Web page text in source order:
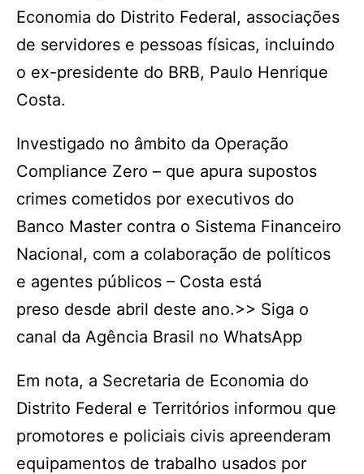
Economia do Distrito Federal, associações
de servidores e pessoas físicas, incluindo
o ex-presidente do BRB, Paulo Henrique
Costa.
Investigado no âmbito da Operação
Compliance Zero – que apura supostos
crimes cometidos por executivos do
Banco Master contra o Sistema Financeiro
Nacional, com a colaboração de políticos
e agentes públicos – Costa está
preso desde abril deste ano.>> Siga o
canal da Agência Brasil no WhatsApp
Em nota, a Secretaria de Economia do
Distrito Federal e Territórios informou que
promotores e policiais civis apreenderam
equipamentos de trabalho usados por